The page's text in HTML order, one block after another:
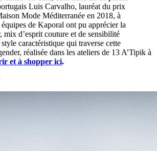
Luis Carvalho, lauréat du prix
Mode Méditerranée en 2018, à
de Kaporal ont pu apprécier la
mix d’esprit couture et de sensibilité
caractéristique qui traverse cette
réalisée dans les ateliers de 13 A’Tipik à
et à shopper ici.